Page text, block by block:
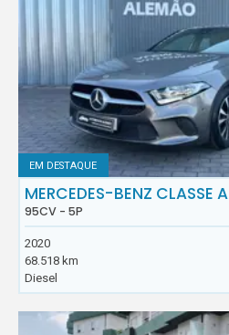
EM DESTAQUE
MERCEDES-BENZ CLASSE A
95CV - 5P
2020
68.518 km
Diesel